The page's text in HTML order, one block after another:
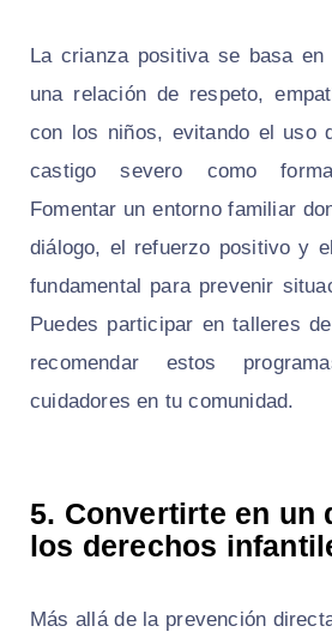
La crianza positiva se basa
una relación de respeto,
con los niños, evitando el uso
castigo severo como
Fomentar un entorno familiar
diálogo, el refuerzo positivo y
fundamental para prevenir
Puedes participar en talleres
recomendar estos
cuidadores en tu comunidad.
5. Convertirte en un
los derechos
Más allá de la prevención